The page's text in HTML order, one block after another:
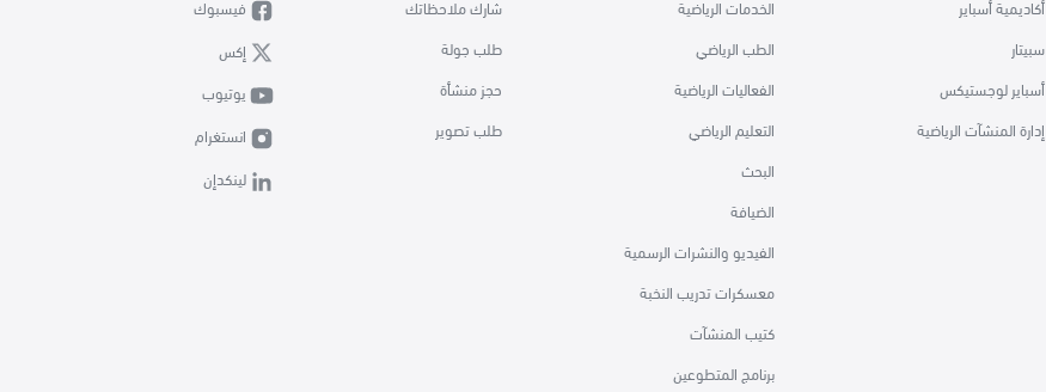
أكاديمية أسباير
سبيتار
أسباير لوجستيكس
إدارة المنشآت الرياضية
الخدمات الرياضية
الطب الرياضي
الفعاليات الرياضية
التعليم الرياضي
البحث
الضيافة
الفيديو والنشرات الرسمية
معسكرات تدريب النخبة
كتيب المنشآت
برنامج المتطوعين
شارك ملاحظاتك
طلب جولة
حجز منشأة
طلب تصوير
فيسبوك
إكس
يوتيوب
انستغرام
لينكدإن